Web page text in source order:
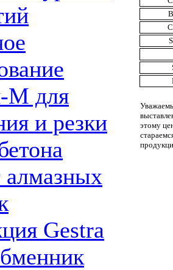
М для
и резки
алмазных
Gestra
этому